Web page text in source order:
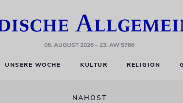
06. AUGUST 2026– 23. AW 5786
UNSERE WOCHE KULTUR RELIGION
NAHOST